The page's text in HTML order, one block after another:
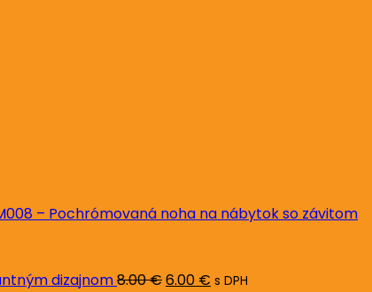
– Pochrómovaná noha na nábytok so závitom
dizajnom8.00€Pôvodná
6.00 € Aktuálna
s DPH